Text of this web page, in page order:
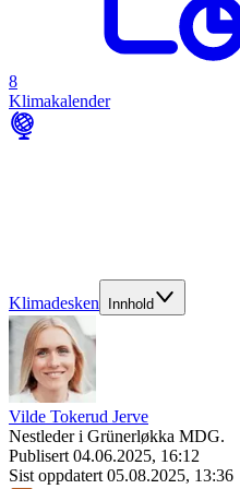
8
Klimakalender
Klimadesken Innhold
Vilde Tokerud Jerve
Nestleder i Grünerløkka MDG.
Publisert 04.06.2025, 16:12
Sist oppdatert 05.08.2025, 13:36